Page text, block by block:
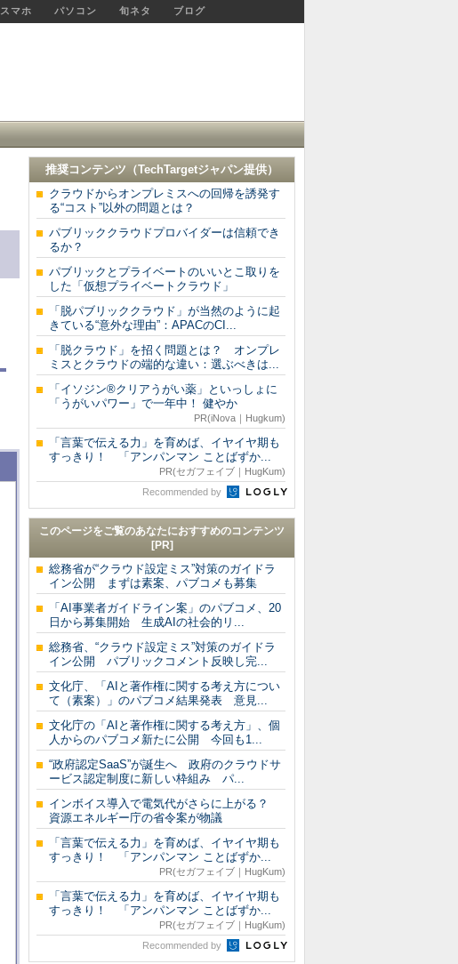
スマホ パソコン 旬ネタ ブログ
推奨コンテンツ（TechTargetジャパン提供）
クラウドからオンプレミスへの回帰を誘発す
る“コスト”以外の問題とは？
パブリッククラウドプロバイダーは信頼でき
るか？
パブリックとプライベートのいいとこ取りを
した「仮想プライベートクラウド」
「脱パブリッククラウド」が当然のように起
きている“意外な理由”：APACのCI...
「脱クラウド」を招く問題とは？ オンプレ
ミスとクラウドの端的な違い：選ぶべきは...
「イソジン®クリアうがい薬」といっしょに
「うがいパワー」で一年中！ 健やか
PR(iNova｜Hugkum)
「言葉で伝える力」を育めば、イヤイヤ期も
すっきり！ 「アンパンマン ことばずか...
PR(セガフェイブ｜HugKum)
Recommended by
このページをご覧のあなたにおすすめのコンテンツ
[PR]
総務省が“クラウド設定ミス”対策のガイドラ
イン公開 まずは素案、パブコメも募集
「AI事業者ガイドライン案」のパブコメ、20
日から募集開始 生成AIの社会的リ...
総務省、“クラウド設定ミス”対策のガイドラ
イン公開 パブリックコメント反映し完...
文化庁、「AIと著作権に関する考え方につい
て（素案）」のパブコメ結果発表 意見...
文化庁の「AIと著作権に関する考え方」、個
人からのパブコメ新たに公開 今回も1...
“政府認定SaaS”が誕生へ 政府のクラウドサ
ービス認定制度に新しい枠組み パ...
インボイス導入で電気代がさらに上がる？
資源エネルギー庁の省令案が物議
「言葉で伝える力」を育めば、イヤイヤ期も
すっきり！ 「アンパンマン ことばずか...
PR(セガフェイブ｜HugKum)
「言葉で伝える力」を育めば、イヤイヤ期も
すっきり！ 「アンパンマン ことばずか...
PR(セガフェイブ｜HugKum)
Recommended by